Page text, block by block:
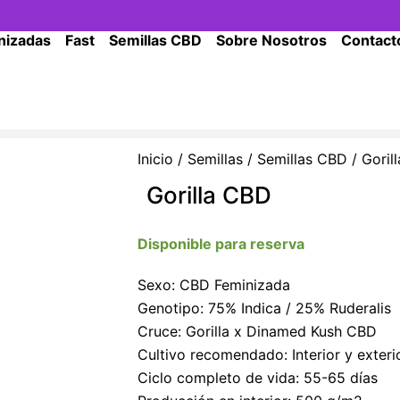
Fast Semillas CBD Sobre Nosotros
Inicio / Semillas/ Semillas CBD /
Gorilla CBD
Disponible para reserva
Sexo: CBD Feminizada
Genotipo: 75% Indica / 25% Ruderalis
Cruce: Gorilla x Dinamed Kush CBD
Cultivo recomendado: Interior y
Ciclo completo de vida: 55-65 días